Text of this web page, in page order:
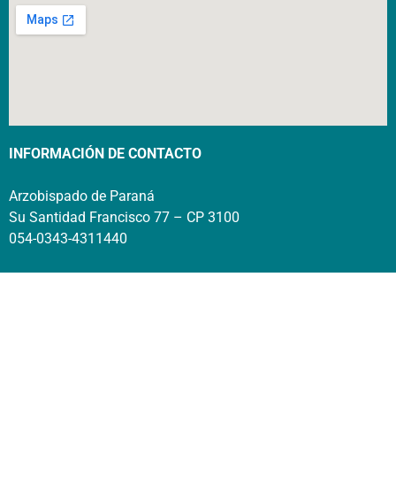
INFORMACIÓN DE CONTACTO
Arzobispado de Paraná
Su Santidad Francisco 77 – CP 3100
054-0343-4311440